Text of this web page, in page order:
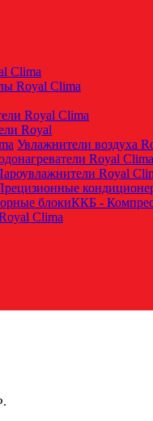
Clima
Royal Clima
Royal Clima
Royal
Увлажнители воздуха
Royal Clima
Royal
ККБ -
Clima